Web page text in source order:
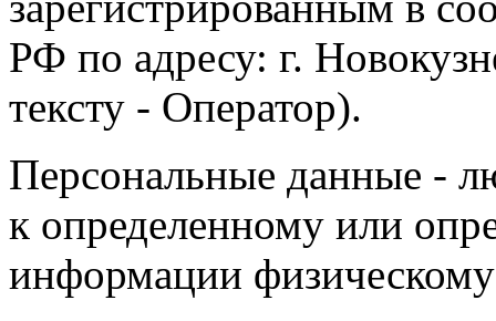
РФ по адресу: г.
тексту - Оператор).
Персональные данные -
к определенному или
информации